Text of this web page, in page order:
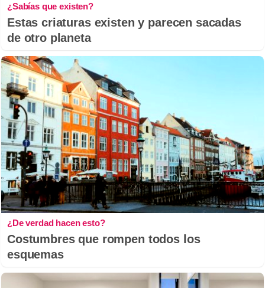
¿Sabías que existen?
Estas criaturas existen y parecen sacadas
de otro planeta
¿De verdad hacen esto?
Costumbres que rompen todos los
esquemas